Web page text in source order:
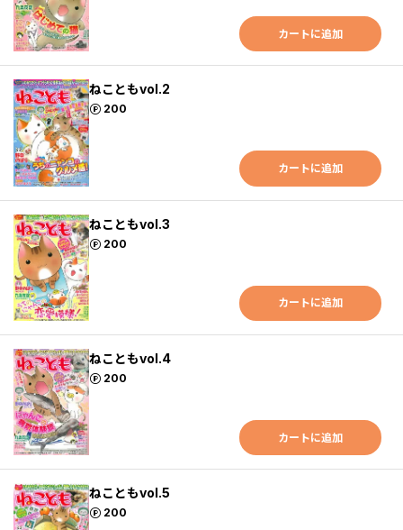
カートに追加
ねこともvol.2
200
ポイント
カートに追加
ねこともvol.3
200
ポイント
カートに追加
ねこともvol.4
200
ポイント
カートに追加
ねこともvol.5
200
ポイント